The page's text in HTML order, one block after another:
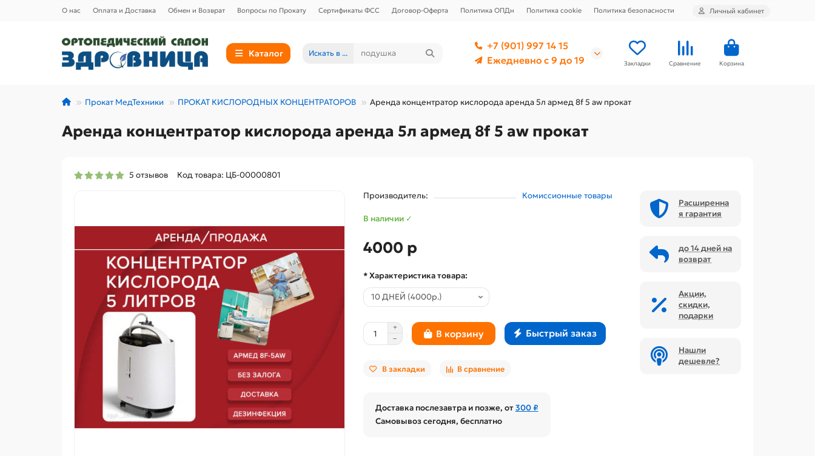
О нас Оплата и Доставка Обмен и Возврат Вопросы по Прокату Сертификаты ФСС Договор-Оферта Политика ОПДн Политика cookie Политика безопасности Личный кабинет
Каталог Искать в ...
+7 (901) 997 14 15
Ежедневно с 9 до 19
Закладки Сравнение Корзина
Прокат МедТехники ПРОКАТ КИСЛОРОДНЫХ КОНЦЕНТРАТОРОВ Аренда концентратор кислорода аренда 5л aрмед 8f 5 aw прокат
Аренда концентратор кислорода аренда 5л aрмед 8f 5 aw прокат
5 отзывов
Код товара: ЦБ-00000801
Производитель:
Комиссионные товары
В наличии ✓
4000 р
* Характеристика товара:
В корзину Быстрый заказ
В закладки В сравнение
Доставка послезавтра и позже, от300 ₽
Самовывоз сегодня, бесплатно
Расширенна
я гарантия
до 14 дней на
возврат
Акции,
скидки,
подарки
Нашли
дешевле?